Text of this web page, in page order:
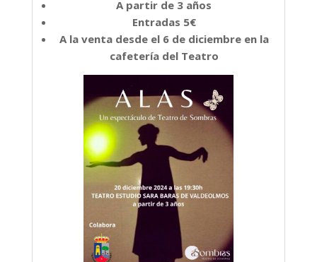
A partir de 3 años
Entradas 5€
A la venta desde el 6 de diciembre en la
cafetería del Teatro